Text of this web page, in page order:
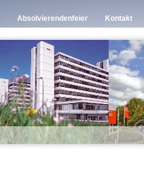
Absolvierendenfeier Kontakt